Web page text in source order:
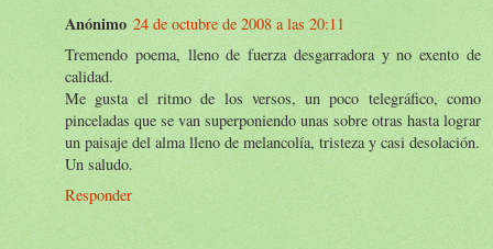
Anónimo 24 de octubre de 2008 a las 20:11
Tremendo poema, lleno de fuerza desgarradora y no exento de
calidad.
Me gusta el ritmo de los versos, un poco telegráfico, como
pinceladas que se van superponiendo unas sobre otras hasta lograr
un paisaje del alma lleno de melancolía, tristeza y casi desolación.
Un saludo.
Responder